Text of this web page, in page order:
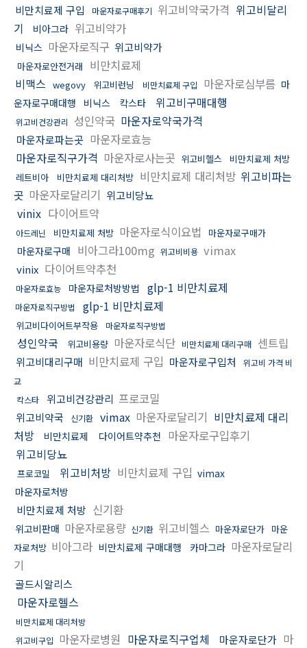
비만치료제 구입 마운자로구매후기 위고비약국가격 위고비달리
기
비아그라 위고비약가
비닉스 마운자로직구 위고비약가
마운자로안전거래
비만치료제
비맥스 wegovy 위고비런닝 비만치료제 구입 마운자로심부름 마
운자로구매대행
비닉스 칵스타 위고비구매대행
위고비건강관리 성인약국 마운자로약국가격
마운자로파는곳 마운자로효능
마운자로직구가격 마운자로사는곳 위고비헬스
비만치료제 처방
레트비아
비만치료제 대리처방 비만치료제 대리처방 위고비파는
곳 마운자로달리기 위고비당뇨
vinix 다이어트약
아드레닌 비만치료제 처방 마운자로식이요법 마운자로구매가
마운자로구매 비아그라100mg 위고비비용 vimax
vinix 다이어트약추천
마운자로효능 마운자로처방방법 glp-1 비만치료제
마운자로직구방법 glp-1 비만치료제
위고비다이어트부작용 마운자로직구방법
성인약국 위고비용량 마운자로식단 비만치료제 대리구매 센트립
위고비대리구매 비만치료제 구입 마운자로구입처
위고비 가격 비
교
칵스타
위고비건강관리 프로코밀
위고비약국 신기환 vimax 마운자로달리기 비만치료제 대리
처방
비만치료제 다이어트약추천
마운자로구입후기
위고비당뇨
프로코밀 위고비처방 비만치료제 구입 vimax
마운자로처방
비만치료제 처방 신기환
위고비판매 마운자로용량 신기환 위고비헬스 마운자로단가 마운
자로처방 비아그라 비만치료제 구매대행 카마그라 마운자로달리
기
골드시알리스
마운자로헬스
비만치료제 대리처방
위고비구입
마운자로병원 마운자로직구업체 마운자로단가 마